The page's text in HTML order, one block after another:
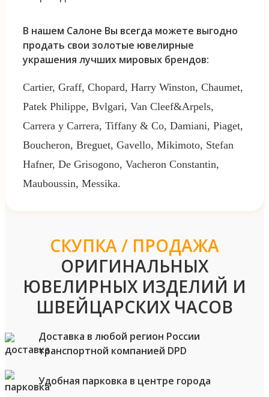
В нашем Салоне Вы всегда можете выгодно
продать свои золотые ювелирные
украшения лучших мировых брендов:
Cartier, Graff, Chopard, Harry Winston, Chaumet,
Patek Philippe, Bvlgari, Van Cleef&Arpels,
Carrera y Carrera, Tiffany & Co, Damiani, Piaget,
Boucheron, Breguet, Gavello, Mikimoto, Stefan
Hafner, De Grisogono, Vacheron Constantin,
Mauboussin, Messika.
СКУПКА / ПРОДАЖА
ОРИГИНАЛЬНЫХ
ЮВЕЛИРНЫХ ИЗДЕЛИЙ И
ШВЕЙЦАРСКИХ ЧАСОВ
Доставка в любой регион России
транспортной компанией DPD
Удобная парковка в центре города